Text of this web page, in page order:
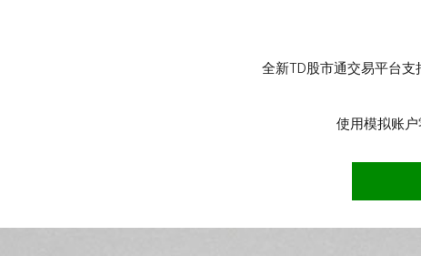
全新TD股市通交易平台
使用模拟账户